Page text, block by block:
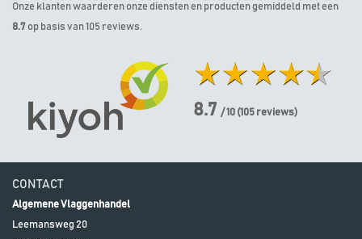
Onze klanten waarderen onze diensten en producten gemiddeld met een
8.7 op basis van 105 reviews.
8.7 / 10 (105 reviews)
CONTACT
Algemene Vlaggenhandel
Leemansweg 20